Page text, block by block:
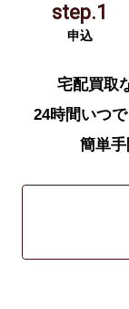
step.1
申込
宅配買取
24時間いつ
簡単手